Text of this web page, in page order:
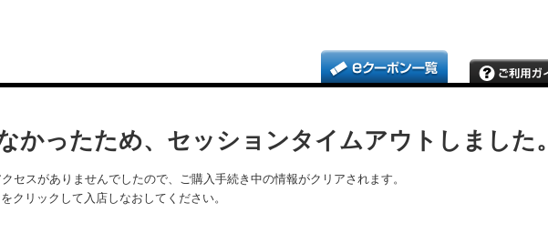
かったため、セッションタイムアウトしました。
セスがありませんでしたので、ご購入手続き中の情報がクリアされます。
クリックして入店しなおしてください。